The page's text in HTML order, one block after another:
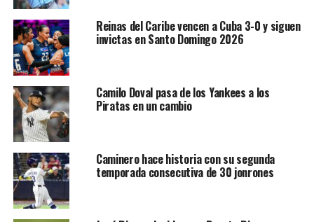
Reinas del Caribe vencen a Cuba 3-0 y siguen
invictas en Santo Domingo 2026
Camilo Doval pasa de los Yankees a los
Piratas en un cambio
Caminero hace historia con su segunda
temporada consecutiva de 30 jonrones